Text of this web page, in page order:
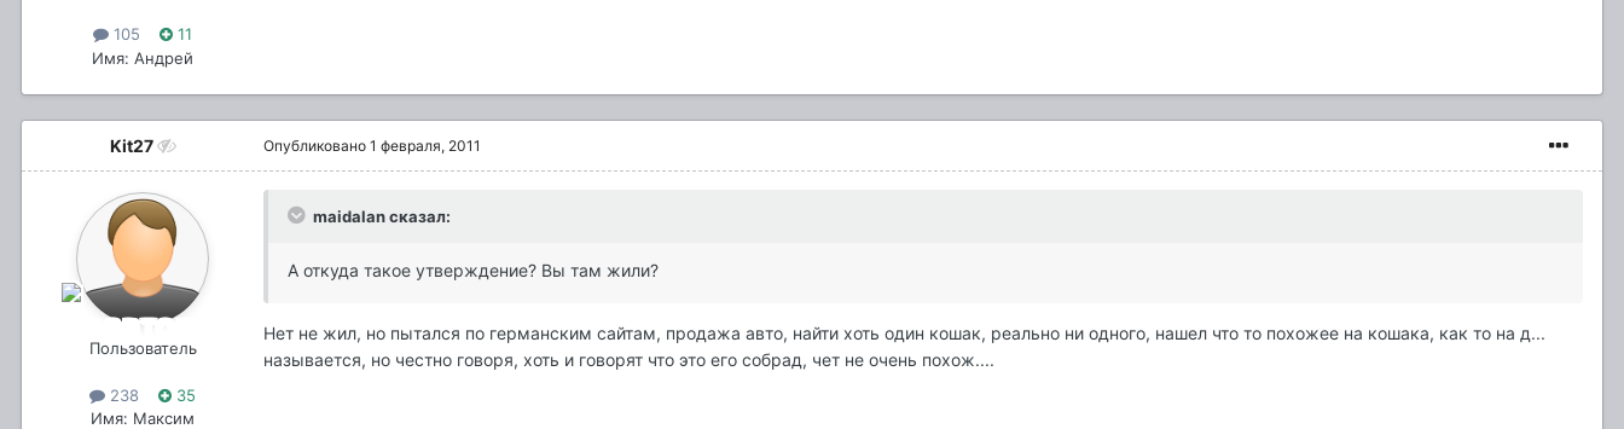
105
11
Имя: Андрей
Kit27
Пользователь
238
35
Имя: Максим
Опубликовано 1 февраля, 2011
maidalan сказал:
А откуда такое утверждение? Вы там жили?
Нет не жил, но пытался по германским сайтам, продажа авто, найти хоть один кошак, реально ни одного, нашел что то похожее на кошака, как то на д...
называется, но честно говоря, хоть и говорят что это его собрад, чет не очень похож....